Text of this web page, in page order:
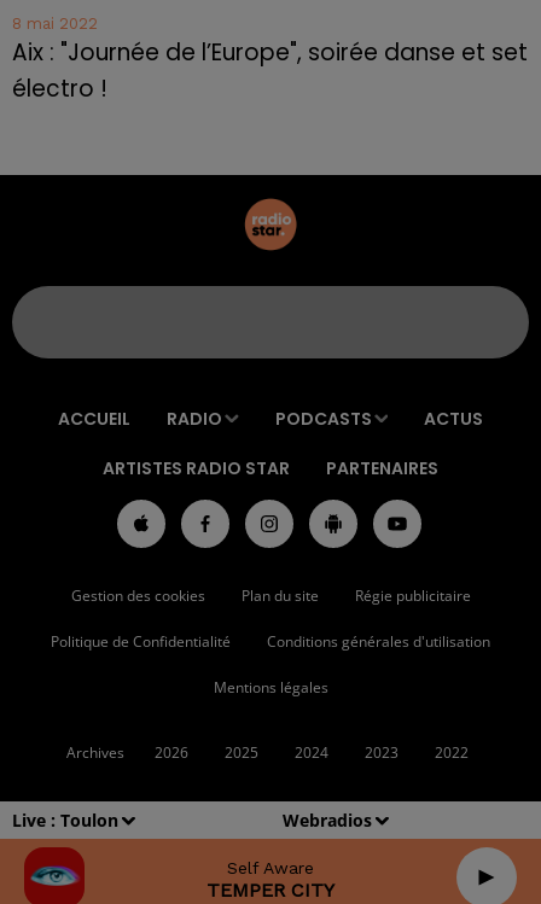
Live : Toulon Webradios
Self Aware
TEMPER CITY
8 mai 2022
Aix : "Journée de l’Europe", soirée danse et set
électro !
ACCUEIL RADIO PODCASTS ACTUS
ARTISTES RADIO STAR PARTENAIRES
Gestion des cookies Plan du site Régie publicitaire
Politique de Confidentialité Conditions générales d'utilisation
Mentions légales
Archives 2026 2025 2024 2023 2022